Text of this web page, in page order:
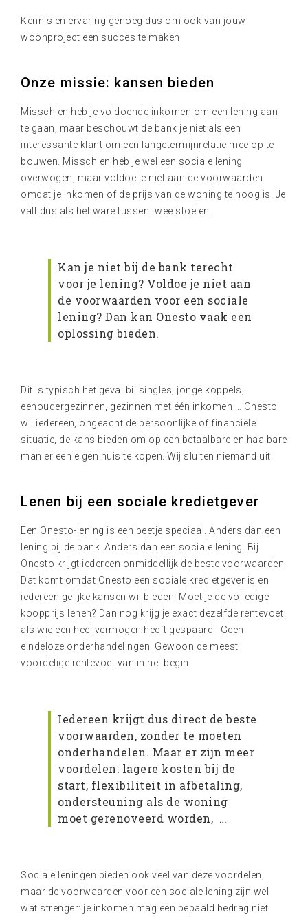
Kennis en ervaring genoeg dus om ook van jouw
woonproject een succes te maken.
Onze missie: kansen bieden
Misschien heb je voldoende inkomen om een lening aan
te gaan, maar beschouwt de bank je niet als een
interessante klant om een langetermijnrelatie mee op te
bouwen. Misschien heb je wel een sociale lening
overwogen, maar voldoe je niet aan de voorwaarden
omdat je inkomen of de prijs van de woning te hoog is. Je
valt dus als het ware tussen twee stoelen.
Kan je niet bij de bank terecht
voor je lening? Voldoe je niet aan
de voorwaarden voor een sociale
lening? Dan kan Onesto vaak een
oplossing bieden.
Dit is typisch het geval bij singles, jonge koppels,
eenoudergezinnen, gezinnen met één inkomen … Onesto
wil iedereen, ongeacht de persoonlijke of financiële
situatie, de kans bieden om op een betaalbare en haalbare
manier een eigen huis te kopen. Wij sluiten niemand uit.
Lenen bij een sociale kredietgever
Een Onesto-lening is een beetje speciaal. Anders dan een
lening bij de bank. Anders dan een sociale lening. Bij
Onesto krijgt iedereen onmiddellijk de beste voorwaarden.
Dat komt omdat Onesto een sociale kredietgever is en
iedereen gelijke kansen wil bieden. Moet je de volledige
koopprijs lenen? Dan nog krijg je exact dezelfde rentevoet
als wie een heel vermogen heeft gespaard. Geen
eindeloze onderhandelingen. Gewoon de meest
voordelige rentevoet van in het begin.
Iedereen krijgt dus direct de beste
voorwaarden, zonder te moeten
onderhandelen. Maar er zijn meer
voordelen: lagere kosten bij de
start, flexibiliteit in afbetaling,
ondersteuning als de woning
moet gerenoveerd worden, …
Sociale leningen bieden ook veel van deze voordelen,
maar de voorwaarden voor een sociale lening zijn wel
wat strenger: je inkomen mag een bepaald bedrag niet